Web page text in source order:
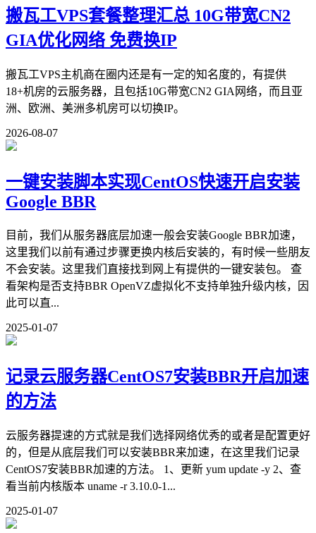
搬瓦工VPS套餐整理汇总 10G带宽CN2
GIA优化网络 免费换IP
搬瓦工VPS主机商在圈内还是有一定的知名度的，有提供
18+机房的云服务器，且包括10G带宽CN2 GIA网络，而且亚
洲、欧洲、美洲多机房可以切换IP。
2026-08-07
一键安装脚本实现CentOS快速开启安装
Google BBR
目前，我们从服务器底层加速一般会安装Google BBR加速，
这里我们以前有通过步骤更换内核后安装的，有时候一些朋友
不会安装。这里我们直接找到网上有提供的一键安装包。 查
看架构是否支持BBR OpenVZ虚拟化不支持单独升级内核，因
此可以直...
2025-01-07
记录云服务器CentOS7安装BBR开启加速
的方法
云服务器提速的方式就是我们选择网络优秀的或者是配置更好
的，但是从底层我们可以安装BBR来加速，在这里我们记录
CentOS7安装BBR加速的方法。 1、更新 yum update -y 2、查
看当前内核版本 uname -r 3.10.0-1...
2025-01-07